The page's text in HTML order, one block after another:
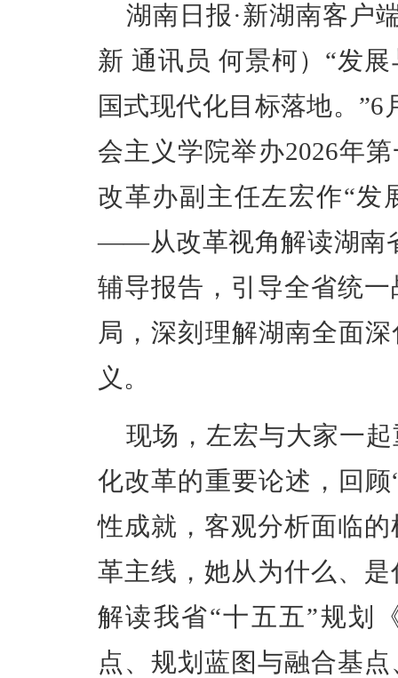
湖南日报·新湖南客户
新 通讯员 何景柯）“发
国式现代化目标落地。
会主义学院举办2026年
改革办副主任左宏作“发
——从改革视角解读湖南
辅导报告，引导全省统
局，深刻理解湖南全面
义。
现场，左宏与大家一
化改革的重要论述，回
性成就，客观分析面临
革主线，她从为什么、
解读我省“十五五”规划
点、规划蓝图与融合基